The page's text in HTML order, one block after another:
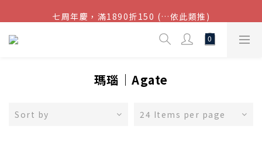
結帳金額滿$1080超取免運
七周年慶，滿1890折150 (…依此類推)
點我加入官方LINE帳號，獲得50元現金券
瑪瑙｜Agate
Sort by 24 Items per page